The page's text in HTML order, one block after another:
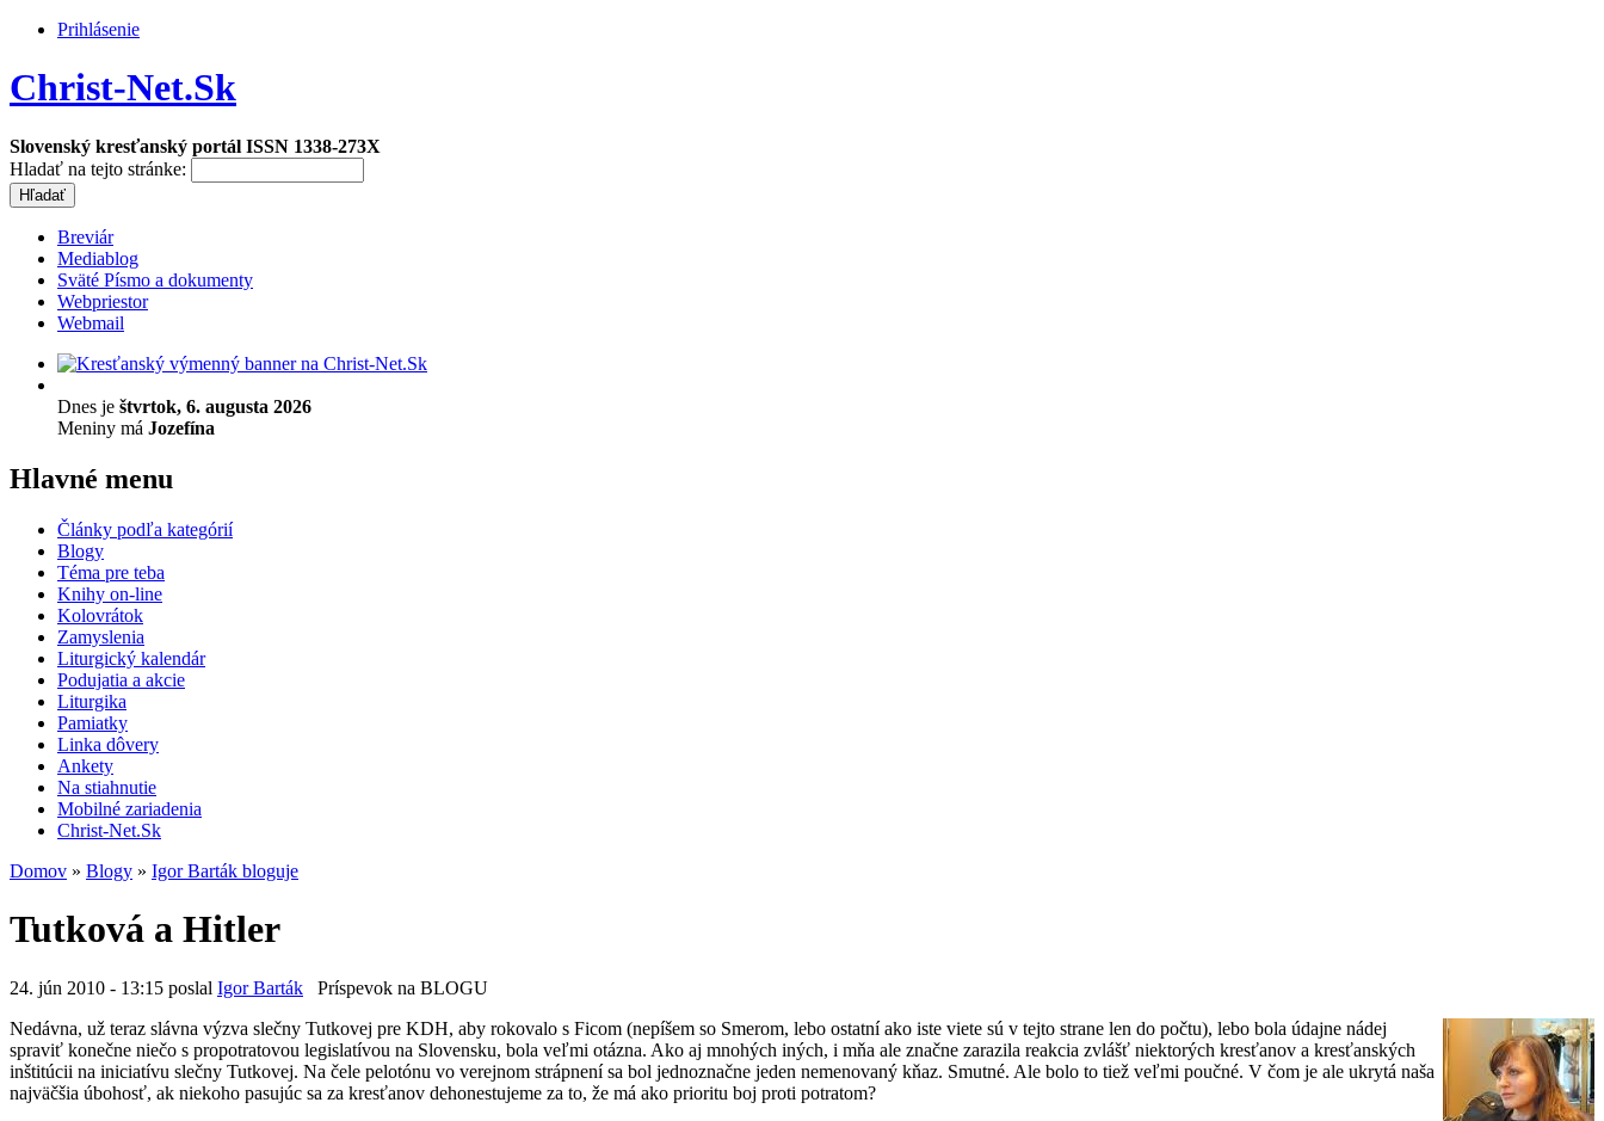
Prihlásenie
Christ-Net.Sk
Slovenský kresťanský portál ISSN 1338-273X
Hladať na tejto stránke:
Breviár
Mediablog
Sväté Písmo a dokumenty
Webpriestor
Webmail
Dnes je štvrtok, 6. augusta 2026
Meniny má Jozefína
Hlavné menu
Články podľa kategórií
Blogy
Téma pre teba
Knihy on-line
Kolovrátok
Zamyslenia
Liturgický kalendár
Podujatia a akcie
Liturgika
Pamiatky
Linka dôvery
Ankety
Na stiahnutie
Mobilné zariadenia
Christ-Net.Sk
Domov » Blogy » Igor Barták bloguje
Tutková a Hitler
24. jún 2010 - 13:15 poslal Igor Barták Príspevok na BLOGU
Nedávna, už teraz slávna výzva slečny Tutkovej pre KDH, aby rokovalo s Ficom (nepíšem so Smerom, lebo ostatní ako iste viete sú v tejto strane len do počtu), lebo bola údajne nádej
spraviť konečne niečo s propotratovou legislatívou na Slovensku, bola veľmi otázna. Ako aj mnohých iných, i mňa ale značne zarazila reakcia zvlášť niektorých kresťanov a kresťanských
inštitúcii na iniciatívu slečny Tutkovej. Na čele pelotónu vo verejnom strápnení sa bol jednoznačne jeden nemenovaný kňaz. Smutné. Ale bolo to tiež veľmi poučné. V čom je ale ukrytá naša
najväčšia úbohosť, ak niekoho pasujúc sa za kresťanov dehonestujeme za to, že má ako prioritu boj proti potratom?